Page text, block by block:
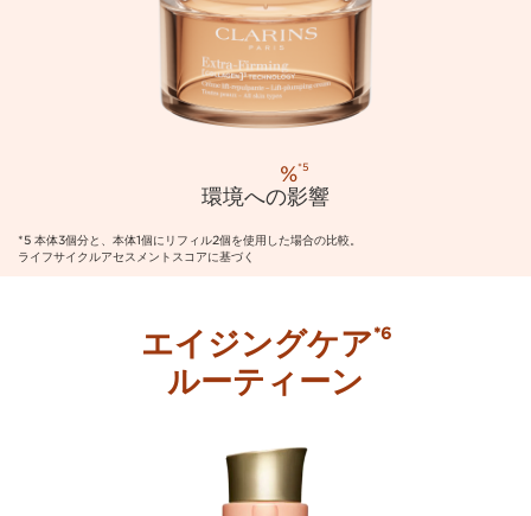
%*5
環境への影響
*5 本体3個分と、本体1個にリフィル2個を使用した場合の比較。
ライフサイクルアセスメントスコアに基づく
エイジングケア*6
ルーティーン